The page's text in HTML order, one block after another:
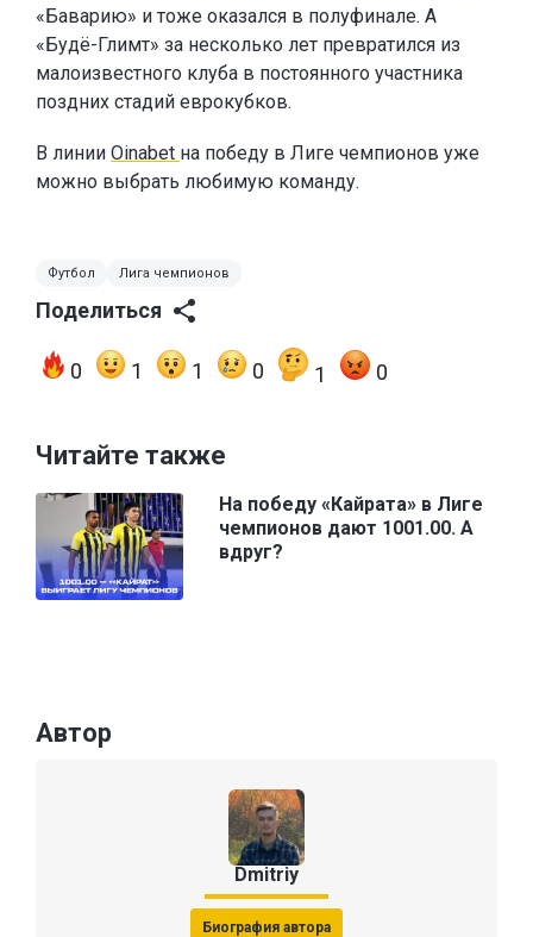
«Баварию» и тоже оказался в полуфинале. А
«Будё-Глимт» за несколько лет превратился из
малоизвестного клуба в постоянного участника
поздних стадий еврокубков.
В линии Oinabet на победу в Лиге чемпионов уже
можно выбрать любимую команду.
Футбол Лига чемпионов
Поделиться
0 1 1 0 1 0
Читайте также
На победу «Кайрата» в Лиге
чемпионов дают 1001.00. А
вдруг?
Автор
Dmitriy
Биография автора